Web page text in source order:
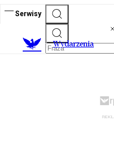
Serwisy
Wydarzenia